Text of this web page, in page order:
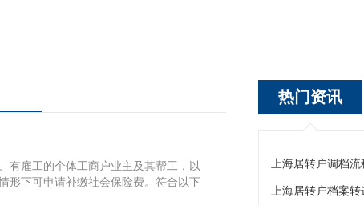
有雇工的个体工商户业主及其帮工，以
形下可申请补缴社会保险费。符合以下
热门资讯
上海居转户调档流
上海居转户档案转